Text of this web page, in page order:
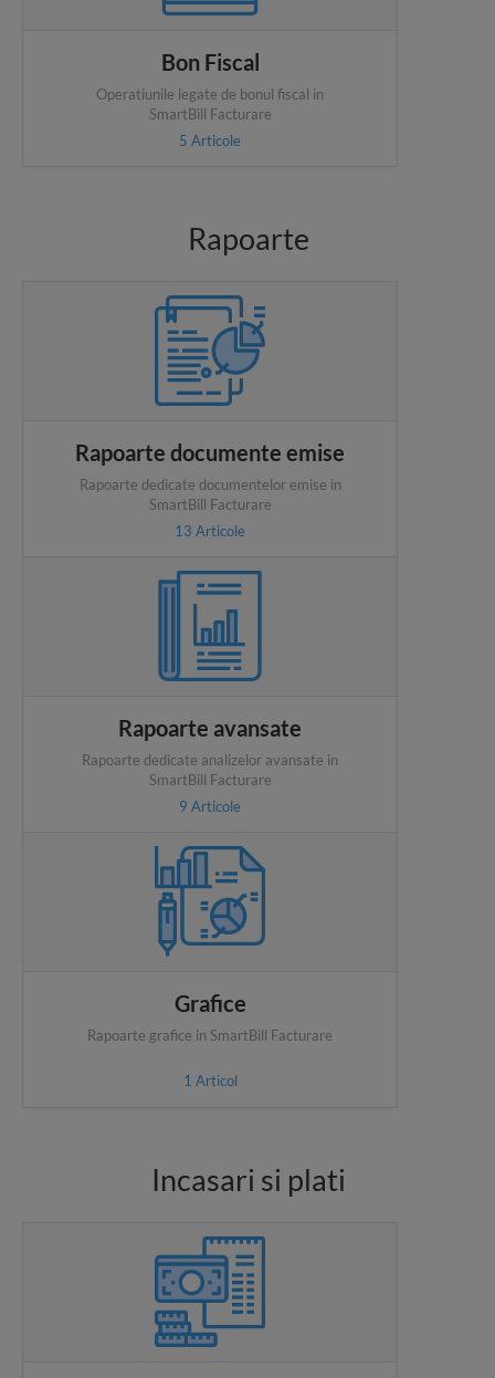
Bon Fiscal
Operatiunile legate de bonul fiscal in
SmartBill Facturare
5 Articole
Rapoarte
Rapoarte documente emise
Rapoarte dedicate documentelor emise in
SmartBill Facturare
13 Articole
Rapoarte avansate
Rapoarte dedicate analizelor avansate in
SmartBill Facturare
9 Articole
Grafice
Rapoarte grafice in SmartBill Facturare
1 Articol
Incasari si plati